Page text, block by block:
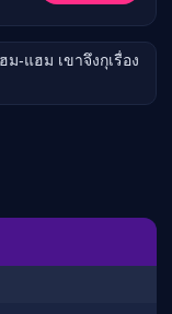
น์
-แฮม เขาจึงกุเรื่อง